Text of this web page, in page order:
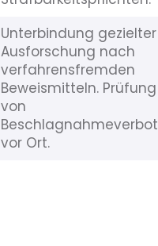
Unterbindung gezielter
Ausforschung nach
verfahrensfremden
Beweismitteln. Prüfung
von
vor Ort.